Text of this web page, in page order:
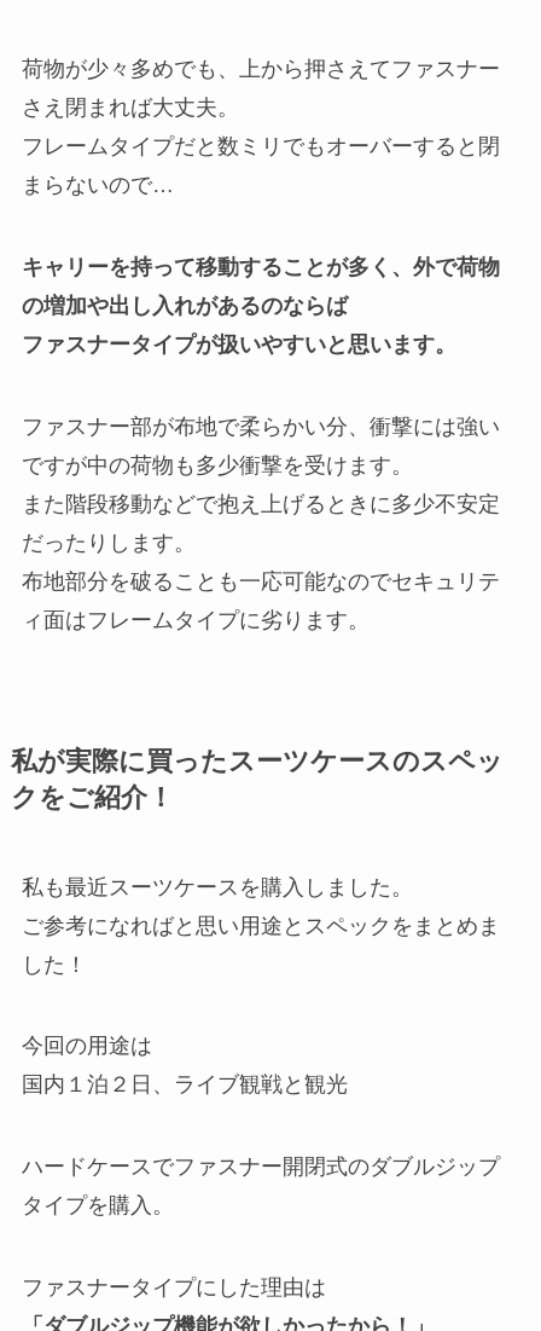
荷物が少々多めでも、上から押さえてファスナー
さえ閉まれば大丈夫。
フレームタイプだと数ミリでもオーバーすると閉
まらないので…
キャリーを持って移動することが多く、外で荷物
の増加や出し入れがあるのならば
ファスナータイプが扱いやすいと思います。
ファスナー部が布地で柔らかい分、衝撃には強い
ですが中の荷物も多少衝撃を受けます。
また階段移動などで抱え上げるときに多少不安定
だったりします。
布地部分を破ることも一応可能なのでセキュリテ
ィ面はフレームタイプに劣ります。
私が実際に買ったスーツケースのスペッ
クをご紹介！
私も最近スーツケースを購入しました。
ご参考になればと思い用途とスペックをまとめま
した！
今回の用途は
国内１泊２日、ライブ観戦と観光
ハードケースでファスナー開閉式のダブルジップ
タイプを購入。
ファスナータイプにした理由は